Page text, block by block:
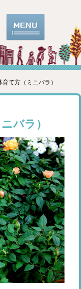
て方（ミニバラ）
バラ）